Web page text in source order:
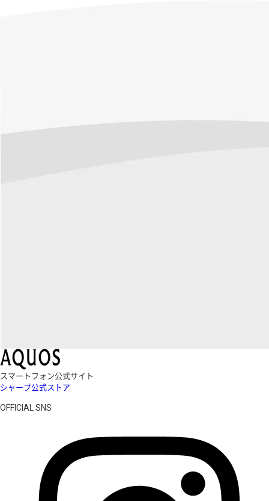
スマートフォン公式サイト
シャープ公式ストア
OFFICIAL SNS